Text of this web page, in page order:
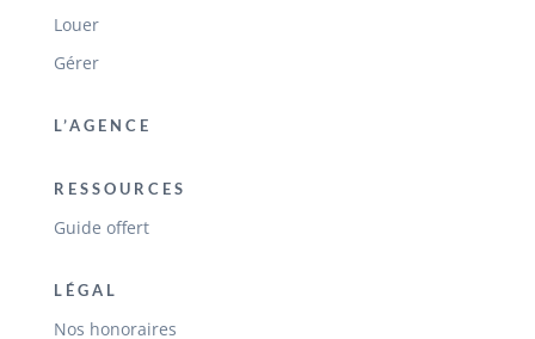
Louer
Gérer
L’AGENCE
RESSOURCES
Guide offert
LÉGAL
Nos honoraires